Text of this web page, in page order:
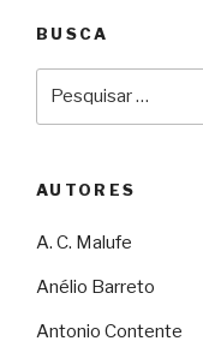
BUSCA
AUTORES
A. C. Malufe
Anélio Barreto
Antonio Contente